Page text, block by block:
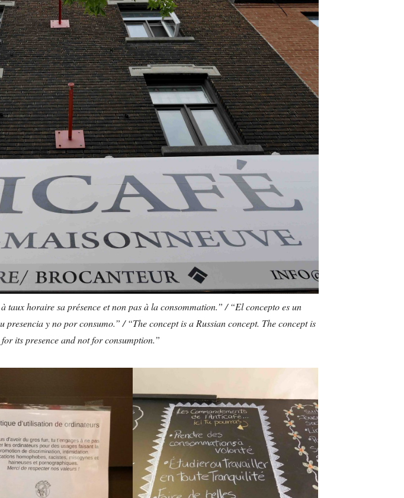
taux horaire sa présence et non pas à la consommation.” / “El concepto es un
y no por consumo.” / “The concept is a Russian concept. The concept is
its presence and not for consumption.”